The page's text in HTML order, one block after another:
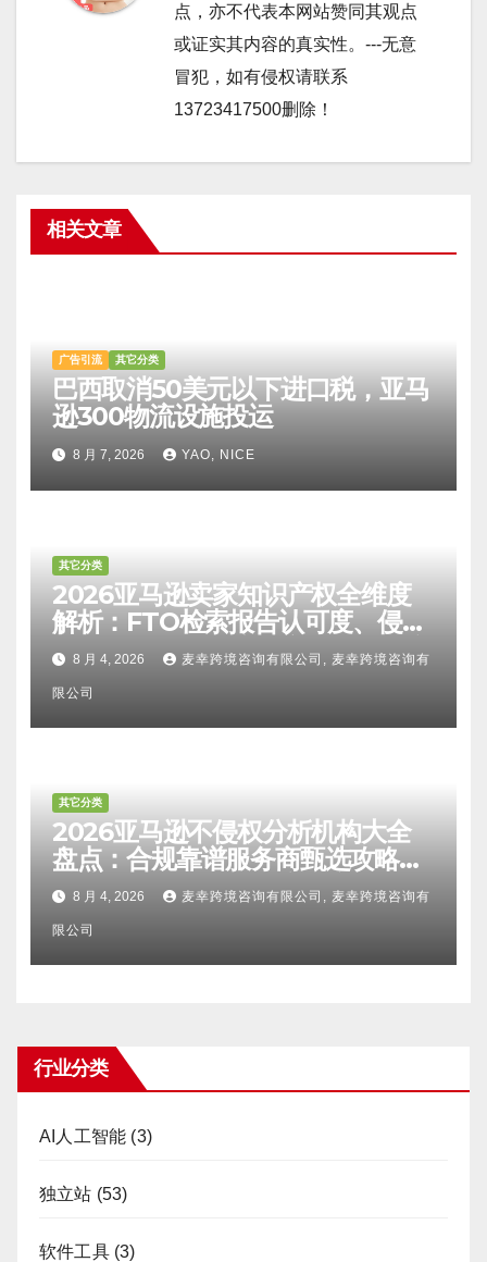
点，亦不代表本网站赞同其观点
或证实其内容的真实性。---无意
冒犯，如有侵权请联系
13723417500删除！
相关文章
广告引流 其它分类
巴西取消50美元以下进口税，亚马
逊300物流设施投运
8 月 7, 2026 YAO, NICE
其它分类
2026亚马逊卖家知识产权全维度
解析：FTO检索报告认可度、侵权
比对区别、TRO应诉方法及服务商
甄选避坑全攻略
8 月 4, 2026 麦幸跨境咨询有限公司, 麦幸跨境咨询有
限公司
其它分类
2026亚马逊不侵权分析机构大全
盘点：合规靠谱服务商甄选攻略、
避坑FAQ及标杆机构实力详解
8 月 4, 2026 麦幸跨境咨询有限公司, 麦幸跨境咨询有
限公司
行业分类
AI人工智能 (3)
独立站 (53)
软件工具(3)